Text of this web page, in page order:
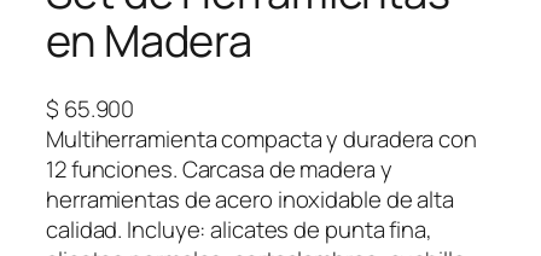
en Madera
$ 65.900
Multiherramienta compacta y duradera con
12 funciones. Carcasa de madera y
herramientas de acero inoxidable de alta
calidad. Incluye: alicates de punta fina,